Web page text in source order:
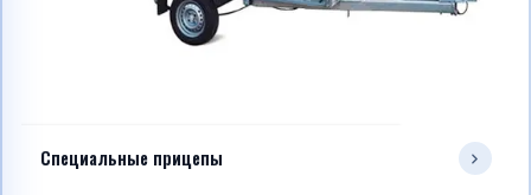
Специальные прицепы